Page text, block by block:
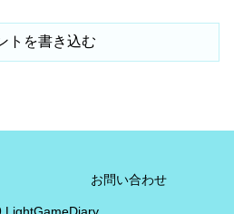
トを書き込む
お問い合わせ